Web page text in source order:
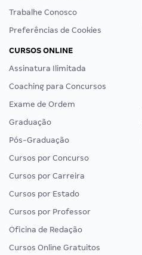
Trabalhe Conosco
Preferências de Cookies
CURSOS ONLINE
Assinatura Ilimitada
Coaching para Concursos
Exame de Ordem
Graduação
Pós-Graduação
Cursos por Concurso
Cursos por Carreira
Cursos por Estado
Cursos por Professor
Oficina de Redação
Cursos Online Gratuitos